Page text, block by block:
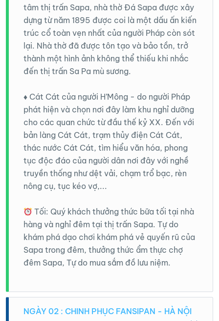
tâm thị trấn Sapa, nhà thờ Đá Sapa được xây
dựng từ năm 1895 được coi là một dấu ấn kiến
trúc cổ toàn vẹn nhất của người Pháp còn sót
lại. Nhà thờ đã được tôn tạo và bảo tồn, trở
thành một hình ảnh không thể thiếu khi nhắc
đến thị trấn Sa Pa mù sương.
♦️ Cát Cát của người H’Mông - do người Pháp
phát hiện và chọn nơi đây làm khu nghỉ dưỡng
cho các quan chức từ đầu thế kỷ XX. Đến với
bản làng Cát Cát, trạm thủy điện Cát Cát,
thác nước Cát Cát, tìm hiểu văn hóa, phong
tục độc đáo của người dân nơi đây với nghề
truyền thống như dệt vải, chạm trổ bạc, rèn
nông cụ, tục kéo vợ,...
Tối: Quý khách thưởng thức bữa tối tại nhà
hàng và nghỉ đêm tại thị trấn Sapa. Tự do
khám phá dạo chơi khám phá vẻ quyến rũ của
Sapa trong đêm, thưởng thức ẩm thực chợ
đêm Sapa, Tự do mua sắm đồ lưu niệm.
NGÀY 02 : CHINH PHỤC FANSIPAN - HÀ NỘI